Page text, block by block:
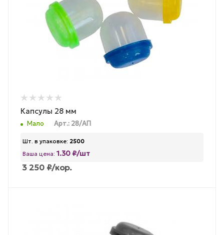
Капсулы 28 мм
Мало Арт.: 28/АП
Шт. в упаковке: 2500
Ваша цена: 1.30 ₽/шт
3 250 ₽/кор.